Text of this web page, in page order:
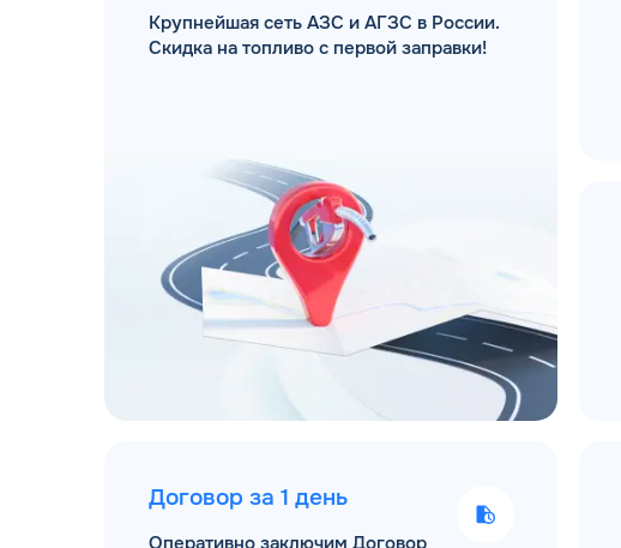
Крупнейшая сеть АЗС и АГЗС в России.
Скидка на топливо с первой заправки!
Договор за 1 день